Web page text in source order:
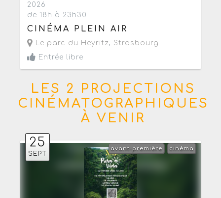
2026
de 18h à 23h30
CINÉMA PLEIN AIR
Le parc du Heyritz, Strasbourg
Entrée libre
LES 2 PROJECTIONS
CINÉMATOGRAPHIQUES
À VENIR
25
SEPT
cinéma
avant-première